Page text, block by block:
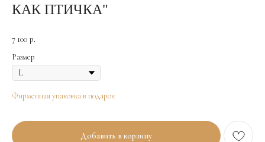
КАК ПТИЧКА"
7 100 р.
Размер
Фирменная упаковка в подарок
Добавить в корзину